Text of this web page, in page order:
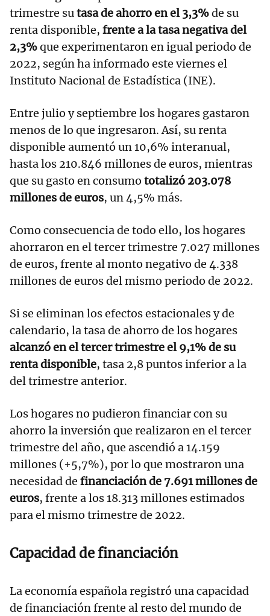
trimestre sutasa de ahorro en el 3,3%de su
renta disponible, frente a la tasa negativa del
2,3%que experimentaron en igual periodo de
2022, según ha informado este viernes el
Instituto Nacional de Estadística (INE).
Entre julio y septiembre los hogares gastaron
menos de lo que ingresaron. Así, su renta
disponible aumentó un 10,6% interanual,
hasta los 210.846 millones de euros, mientras
que su gasto en consumo totalizó 203.078
millones de euros, un 4,5% más.
Como consecuencia de todo ello, los hogares
ahorraron en el tercer trimestre 7.027 millones
de euros, frente al monto negativo de 4.338
millones de euros del mismo periodo de 2022.
Si se eliminan los efectos estacionales y de
calendario, la tasa de ahorro de los hogares
alcanzó en el tercer trimestre el 9,1% de su
renta disponible, tasa 2,8 puntos inferior a la
del trimestre anterior.
Los hogares no pudieron financiar con su
ahorro la inversión que realizaron en el tercer
trimestre del año, que ascendió a 14.159
millones (+5,7%), por lo que mostraron una
necesidad de financiación de 7.691 millones de
euros, frente a los 18.313 millones estimados
para el mismo trimestre de 2022.
Capacidad de financiación
La economía española registró una capacidad
de financiación frente al resto del mundo de